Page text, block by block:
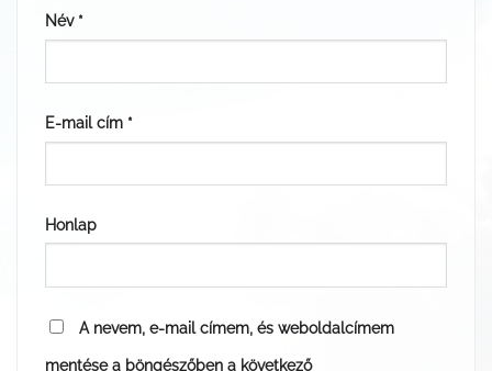
Név *
E-mail cím *
Honlap
A nevem, e-mail címem, és weboldalcímem
mentése a böngészőben a következő